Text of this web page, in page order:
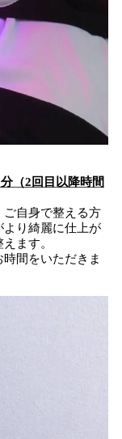
（2回目以降時間
ご自身で整える方
より綺麗に仕上が
ます。
間をいただきま